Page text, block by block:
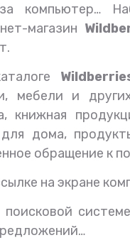
за компьютер…
магазин
мебели и
книжная
дома,
обращение к
на экране